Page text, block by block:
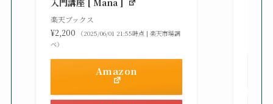
入門講座 [ Mana ]
楽天ブックス
¥2,200
（2025/06/01 21:55時点 | 楽天市場調
べ）
Amazon